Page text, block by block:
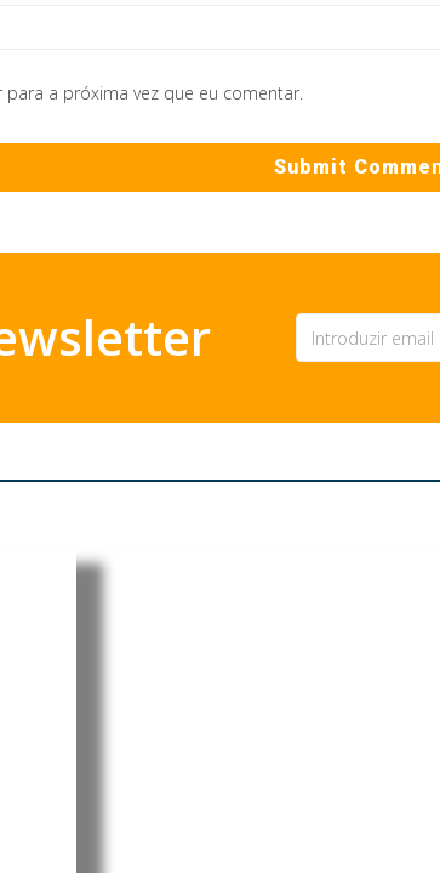
a próxima vez que eu comentar.